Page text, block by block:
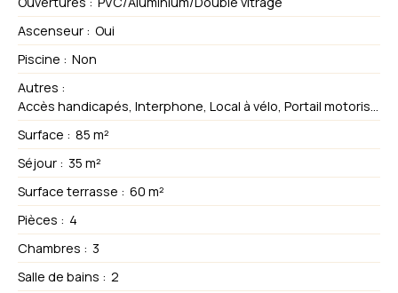
Ascenseur : Oui
Piscine : Non
Autres :
Surface : 85 m²
Séjour : 35 m²
Surface terrasse : 60 m²
Pièces : 4
Chambres : 3
Salle de bains : 2